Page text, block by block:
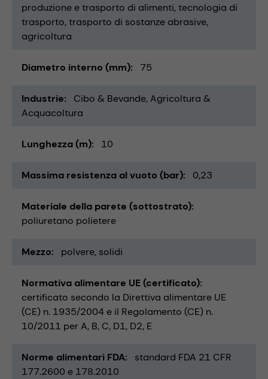
produzione e trasporto di alimenti tecnologia di
trasporto trasporto di sostanze abrasive
agricoltura
Diametro interno (mm) 75
Industrie Cibo & Bevande Agricoltura &
Acquacoltura
Lunghezza (m) 10
Massima resistenza al vuoto (bar) 0,23
Materiale della parete (sottostrato)
poliuretano polietere
Mezzo polvere solidi
Normativa alimentare UE (certificato)
certificato secondo la Direttiva alimentare UE
(CE) n. 1935/2004 e il Regolamento (CE) n.
10/2011 per A, B, C, D1, D2, E
Norme alimentari FDA
standard FDA 21 CFR
177.2600 e 178.2010